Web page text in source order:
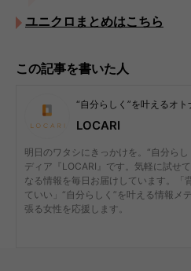
ユニクロまとめはこちら
この記事を書いた人
“自分らしく”を叶えるオ
LOCARI
明日のワタシにきっかけを。“自分ら
ディア『LOCARI』です。気軽に試せ
なる情報を毎日お届けしています。「
ていい」“自分らしく”を叶える情報メ
張る女性を応援します。